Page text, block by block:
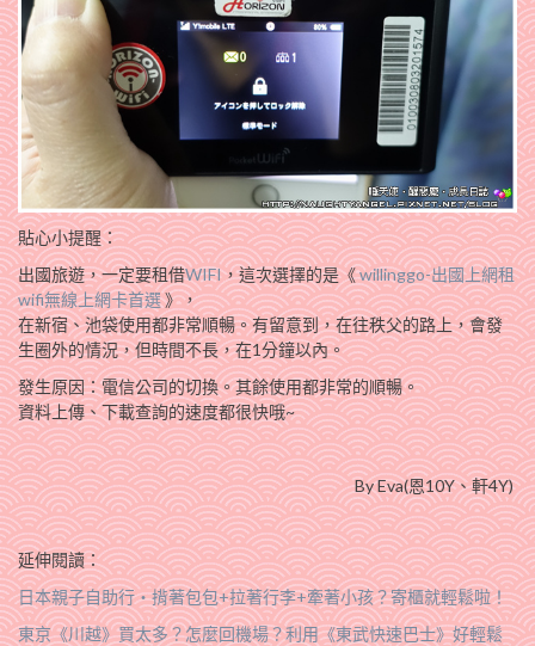
貼心小提醒：
出國旅遊，一定要租借WIFI，這次選擇的是《willinggo-出國上網租
wifi無線上網卡首選》，
在新宿、池袋使用都非常順暢。有留意到，在往秩父的路上，會發
生圈外的情況，但時間不長，在1分鐘以內。
發生原因：電信公司的切換。其餘使用都非常的順暢。
資料上傳、下載查詢的速度都很快哦~
By Eva(恩10Y、軒4Y)
延伸閱讀：
日本親子自助行‧揹著包包+拉著行李+牽著小孩？寄櫃就輕鬆啦！
東京《川越》買太多？怎麼回機場？利用《東武快速巴士》好輕鬆